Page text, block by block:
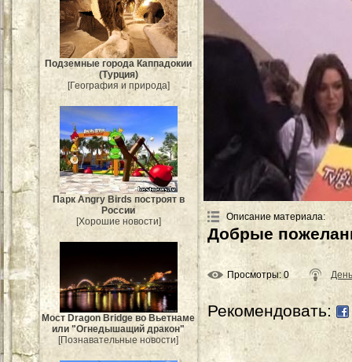
Подземные города Каппадокии
(Турция)
[География и природа]
Парк Angry Birds построят в
России
[Хорошие новости]
Мост Dragon Bridge во Вьетнаме
или "Огнедышащий дракон"
[Познавательные новости]
Описание материала:
Добрые
Просмотры: 0
Рекомендовать: